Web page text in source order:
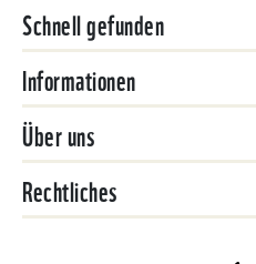
Schnell gefunden
Informationen
Über uns
Rechtliches